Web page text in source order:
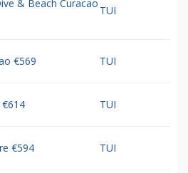
& Beach Curacao
TUI
€569 TUI
TUI
€594 TUI